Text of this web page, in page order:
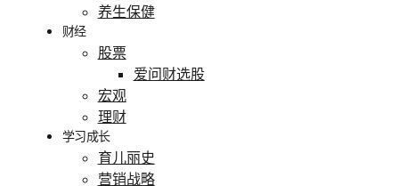
养生保健
财经
股票
爱问财选股
宏观
理财
学习成长
育儿丽史
营销战略